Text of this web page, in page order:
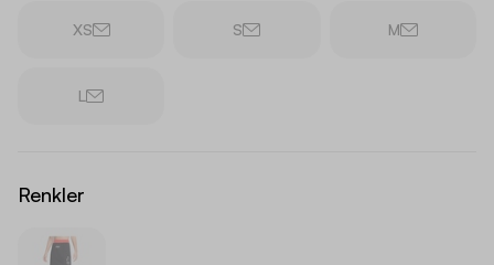
XS S M
L
Renkler